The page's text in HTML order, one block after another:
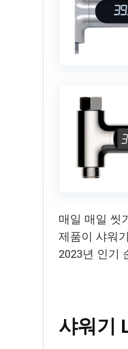
매일 매일 씻
제품이 샤워
2023년 인기
샤워기